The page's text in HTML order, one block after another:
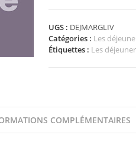
noire
du
livre
UGS : DEJMARGLIV
Catégories : Les
Étiquettes : Les
COMPLÉMENTAIRES